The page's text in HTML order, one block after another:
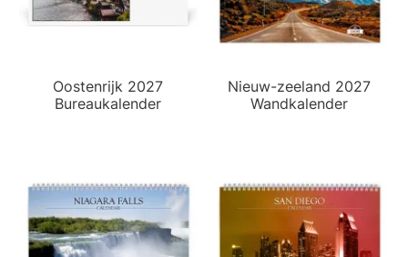
Oostenrijk 2027
Bureaukalender
Nieuw-zeeland 2027
Wandkalender